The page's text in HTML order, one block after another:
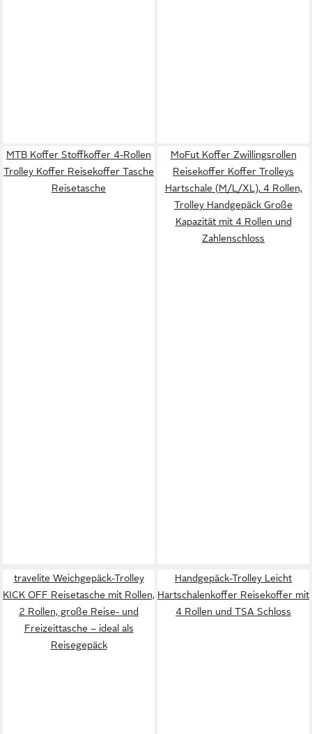
MTB Koffer Stoffkoffer 4-Rollen
Trolley Koffer Reisekoffer Tasche
Reisetasche
MoFut Koffer Zwillingsrollen
Reisekoffer Koffer Trolleys
Hartschale (M/L/XL), 4 Rollen,
Trolley Handgepäck Große
Kapazität mit 4 Rollen und
Zahlenschloss
travelite Weichgepäck-Trolley
KICK OFF Reisetasche mit Rollen,
2 Rollen, große Reise- und
Freizeittasche – ideal als
Reisegepäck
Handgepäck-Trolley Leicht
Hartschalenkoffer Reisekoffer mit
4 Rollen und TSA Schloss